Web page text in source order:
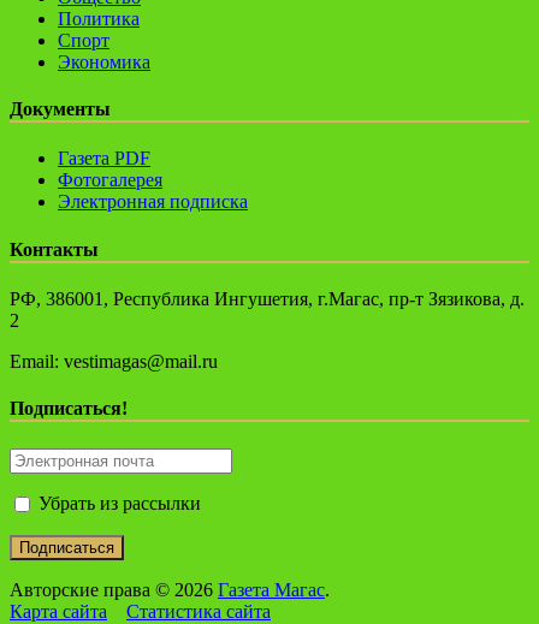
Политика
Спорт
Экономика
Документы
Газета PDF
Фотогалерея
Электронная подписка
Контакты
РФ, 386001, Республика Ингушетия, г.Магас, пр-т Зязикова, д.
2
Email: vestimagas@mail.ru
Подписаться!
Убрать из рассылки
Авторские права © 2026 Газета Магас.
Карта сайта
Статистика сайта